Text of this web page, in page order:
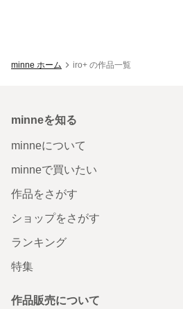
minne ホーム iro+ の作品一覧
minneを知る
minneについて
minneで買いたい
作品をさがす
ショップをさがす
ランキング
特集
作品販売について